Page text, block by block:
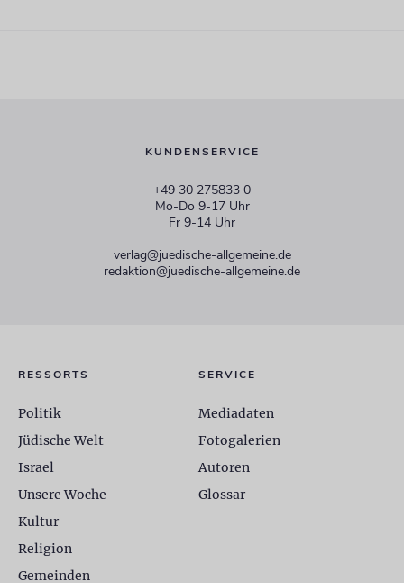
KUNDENSERVICE
+49 30 275833 0
Mo-Do 9-17 Uhr
Fr 9-14 Uhr
verlag@juedische-allgemeine.de
redaktion@juedische-allgemeine.de
RESSORTS
Politik
Jüdische Welt
Israel
Unsere Woche
Kultur
Religion
Gemeinden
SERVICE
Mediadaten
Fotogalerien
Autoren
Glossar